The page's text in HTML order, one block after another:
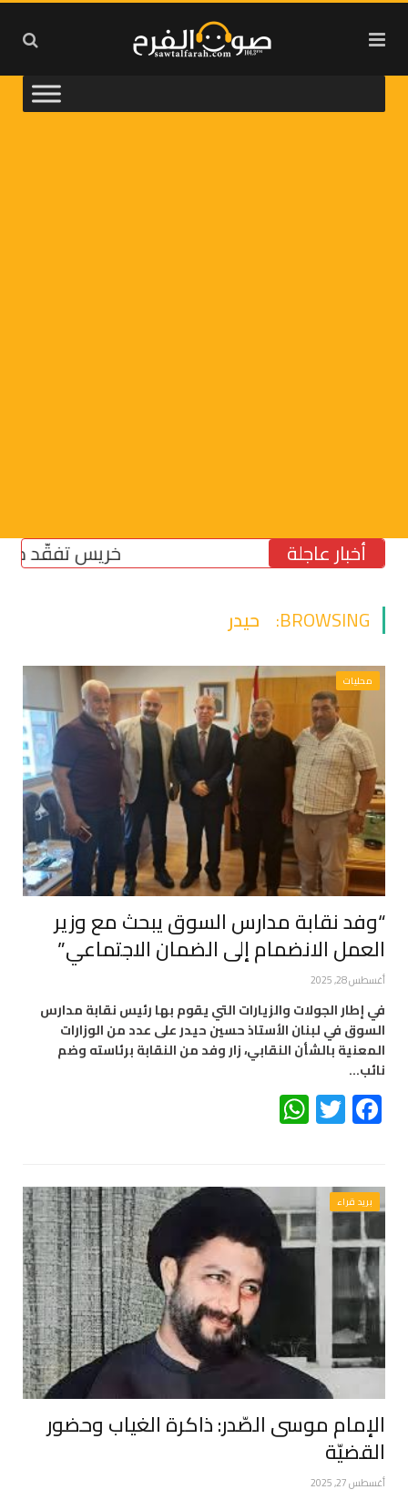
أخبار عاجلة خريس تفقّد مركز
BROWSING: حيدر
محليات
“وفد نقابة مدارس السوق يبحث مع وزير
العمل الانضمام إلى الضمان الاجتماعي”
أغسطس 28, 2025
في إطار الجولات والزيارات التي يقوم بها رئيس نقابة مدارس
السوق في لبنان الأستاذ حسين حيدر على عدد من الوزارات
المعنية بالشأن النقابي، زار وفد من النقابة برئاسته وضم
نائب…
Facebook
Twitter
بريد قراء
الإمام موسى الصّدر: ذاكرة الغياب وحضور
القضيّة
أغسطس 27, 2025